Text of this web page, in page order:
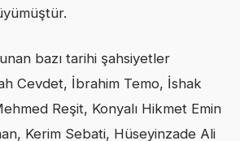
bazı tarihi şahsiyetler
Cevdet, İbrahim Temo, İshak
Reşit, Konyalı Hikmet Emin
Kerim Sebati, Hüseyinzade Ali